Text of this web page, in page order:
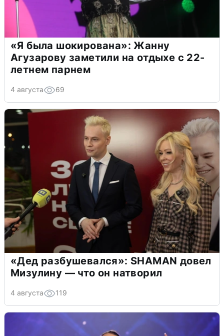
«Я была шокирована»: Жанну
Агузарову заметили на отдыхе с 22-
летнем парнем
4 августа 69
«Дед разбушевался»: SHAMAN довел
Мизулину — что он натворил
4 августа 119